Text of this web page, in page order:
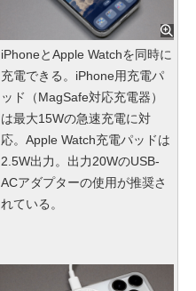
iPhoneとApple Watchを同時に
充電できる。iPhone用充電パ
ッド（MagSafe対応充電器）
は最大15Wの急速充電に対
応。Apple Watch充電パッドは
2.5W出力。出力20WのUSB-
ACアダプターの使用が推奨さ
れている。